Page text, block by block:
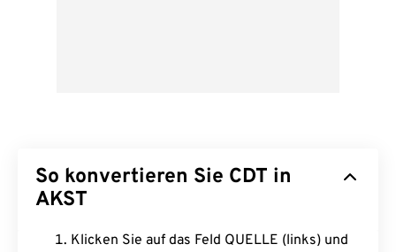
So konvertieren Sie CDT in
AKST
Klicken Sie auf das Feld QUELLE (links) und